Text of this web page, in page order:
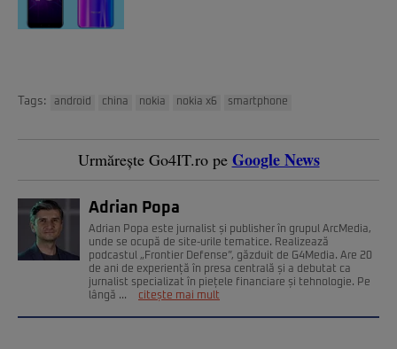
Tags: android china nokia nokia x6 smartphone
Urmărește Go4IT.ro pe Google News
Adrian Popa
Adrian Popa este jurnalist și publisher în grupul ArcMedia,
unde se ocupă de site-urile tematice. Realizează
podcastul „Frontier Defense”, găzduit de G4Media. Are 20
de ani de experiență în presa centrală și a debutat ca
jurnalist specializat în piețele financiare și tehnologie. Pe
lângă ...
citește mai mult